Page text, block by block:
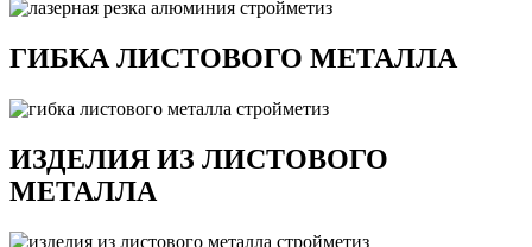
ГИБКА ЛИСТОВОГО МЕТАЛЛА
ИЗДЕЛИЯ ИЗ ЛИСТОВОГО
МЕТАЛЛА